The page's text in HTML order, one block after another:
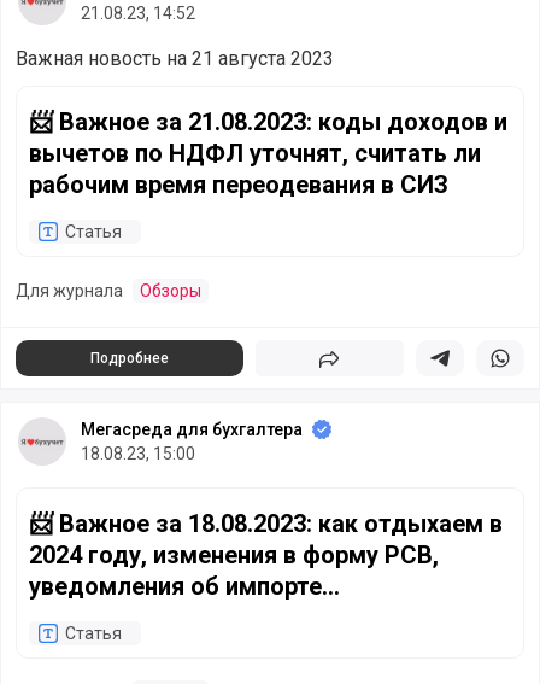
21.08.23, 14:52
Важная новость на 21 августа 2023
📨 Важное за 21.08.2023: коды доходов и
вычетов по НДФЛ уточнят, считать ли
рабочим время переодевания в СИЗ
Статья
Для журнала Обзоры
Подробнее Поделиться Поделиться в
Мегасреда для бухгалтера
18.08.23, 15:00
📨 Важное за 18.08.2023: как отдыхаем в
2024 году, изменения в форму РСВ,
уведомления об импорте
прослеживаемых товаров будем
подавать в ФНС
Статья